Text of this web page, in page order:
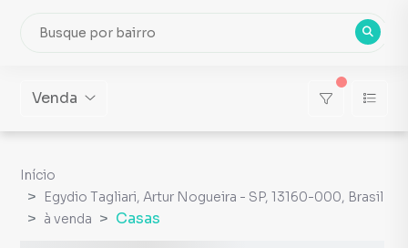
Venda
Início
Egydio Tagliari, Artur Nogueira - SP, 13160-000, Brasil
à venda
Casas